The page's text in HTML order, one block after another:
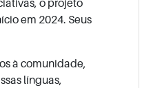
em 2024. Seus
à comunidade,
línguas,